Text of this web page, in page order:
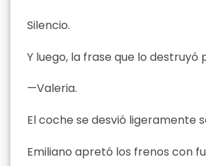
Silencio.
Y luego, la frase que lo destruyó
—Valeria.
El coche se desvió ligeramente
Emiliano apretó los frenos con